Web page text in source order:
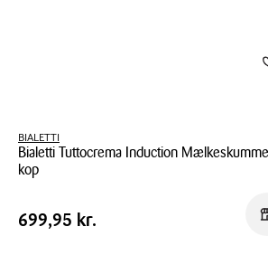
BIALETTI
Bialetti Tuttocrema Induction
kop
Tuttocrema
Pris
Pris 699,95 kr.
699,95 kr.